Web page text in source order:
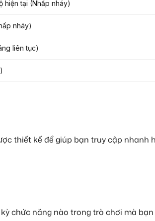
hiện tại (Nhấp nháy)
nháy)
liên tục)
thiết kế để giúp bạn truy cập
chức năng nào trong trò chơi mà